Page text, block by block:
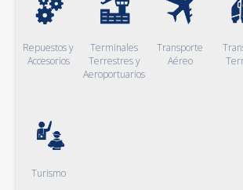
Repuestos y
Accesorios
Terminales
Terrestres y
Aeroportuarios
Transporte
Aéreo
Turismo